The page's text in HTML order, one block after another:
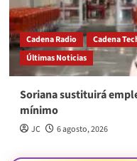
Cadena Radio Cadena
Últimas Noticias
Soriana sustituirá
mínimo
JC 6 agosto, 2026